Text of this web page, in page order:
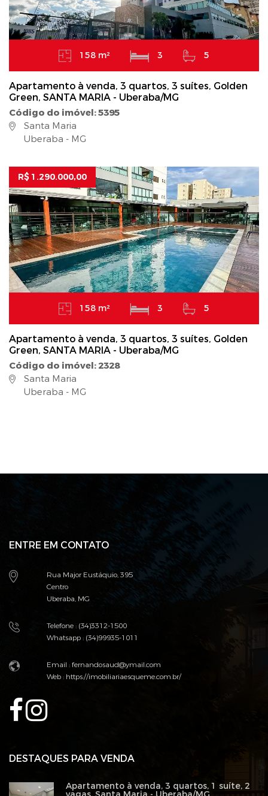
158 m² 3 5
Apartamento à venda, 3 quartos, 3 suítes, Golden
Green, SANTA MARIA - Uberaba/MG
Código do imóvel: 5395
Santa Maria
Uberaba - MG
R$ 1.290.000,00
158 m² 3 5
Apartamento à venda, 3 quartos, 3 suítes, Golden
Green, SANTA MARIA - Uberaba/MG
Código do imóvel: 2328
Santa Maria
Uberaba - MG
ENTRE EM CONTATO
Rua Major Eustáquio, 395
Centro
Uberaba, MG
Telefone : (34)3312-1500
Whatsapp : (34)99935-1011
Email :fernandosaud@ymail.com
Web :https://imobiliariaesqueme.com.br/
DESTAQUES PARA VENDA
Apartamento à venda, 3 quartos, 1 suíte, 2